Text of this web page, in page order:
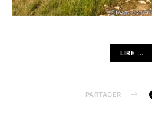
LIRE ...
PARTAGER